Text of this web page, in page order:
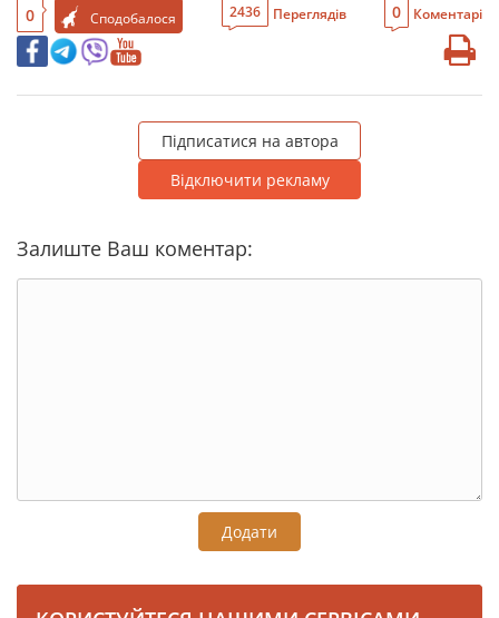
0 Сподобалося 2436 Переглядів 0 Коментарі
Підписатися на автора
Відключити рекламу
Залиште Ваш коментар:
Додати